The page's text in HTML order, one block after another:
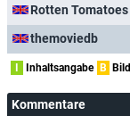
Rotten Tomatoes
themoviedb
Inhaltsangabe B
Kommentare